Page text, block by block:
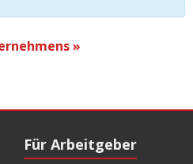
»
Für Arbeitgeber